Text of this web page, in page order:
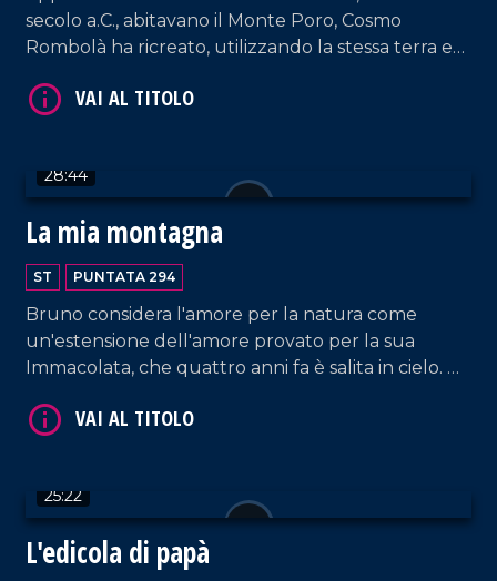
secolo a.C., abitavano il Monte Poro, Cosmo
Rombolà ha ricreato, utilizzando la stessa terra e
rinvenuti nelle tombe della necropoli scoperta
28:44
La mia montagna
ST PUNTATA 294
Bruno considera l'amore per la natura come
un'estensione dell'amore provato per la sua
Immacolata, che quattro anni fa è salita in cielo. Da
circondato dall'affetto dei suoi animali e
25:22
L'edicola di papà
VAI AL TITOLO
VAI AL TITOLO